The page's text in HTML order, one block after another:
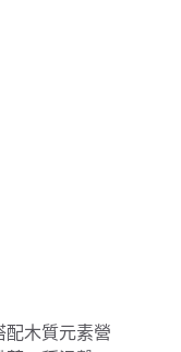
配木質元素營